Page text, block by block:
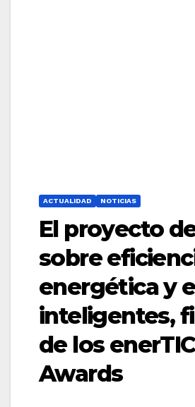
ACTUALIDAD NOTICIAS
El proyecto
sobre
energética y
inteligentes,
de los enerTIC
Awards